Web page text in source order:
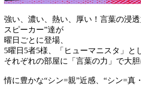
強い、濃い、熱い、厚い！言葉の浸透
スピーカー”達が
曜日ごとに登場、
5曜日5者5様、「ヒューマニスタ」と
それぞれの部屋に「言葉の力」で大胆
情に豊かな“シン=親”近感、“シン=真